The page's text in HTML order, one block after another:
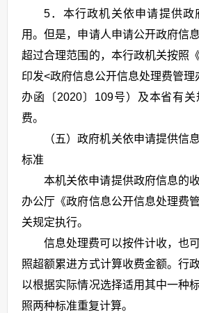
5．本行政机关依申请提供政
用。但是，申请人申请公开政府信
超过合理范围的，本行政机关按照
印发<政府信息公开信息处理费管理
办函〔2020〕109号）及本省有
费。
（五）政府机关依申请提供信
标准
本机关依申请提供政府信息的
办公厅《政府信息公开信息处理费
关规定执行。
信息处理费可以按件计收，也
照超额累进方式计算收费金额。行
以根据实际情况选择适用其中一种
照两种标准重复计算。